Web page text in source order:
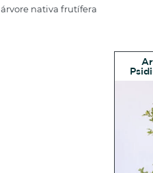
árvore nativa frutífera